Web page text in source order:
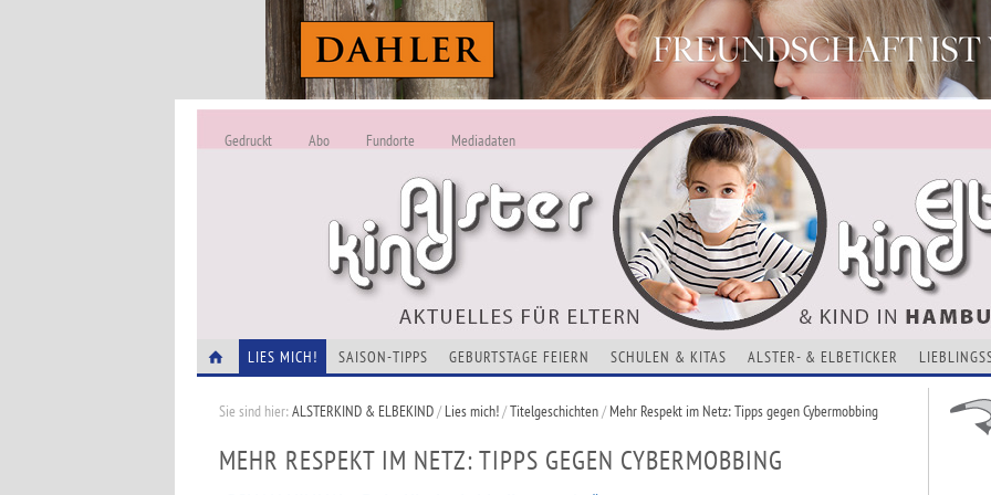
ALSTERKIND - AKTUELLES FÜR ELTERN UND KINDER
VERANSTALTUNGEN, KURSE, ADRESSEN UND THEMEN
Alles Neu - Infos zur Website
Gedruckt Abo Fundorte Mediadaten
LIES MICH! SAISON-TIPPS GEBURTSTAGE FEIERN SCHULEN & KITAS ALSTER- & ELBETICKER
Sie sind hier:ALSTERKIND & ELBEKIND/Lies mich!/Titelgeschichten/Mehr Respekt im Netz: Tipps gegen Cybermobbing
MEHR RESPEKT IM NETZ: TIPPS GEGEN CYBERMOBBING